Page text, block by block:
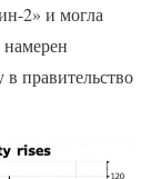
2» и могла
правительство